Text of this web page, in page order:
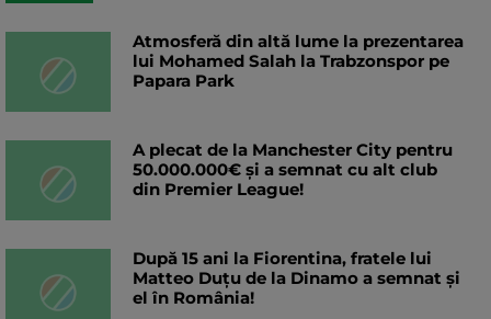
Atmosferă din altă lume la prezentarea
lui Mohamed Salah la Trabzonspor pe
Papara Park
A plecat de la Manchester City pentru
50.000.000€ și a semnat cu alt club
din Premier League!
După 15 ani la Fiorentina, fratele lui
Matteo Duțu de la Dinamo a semnat și
el în România!